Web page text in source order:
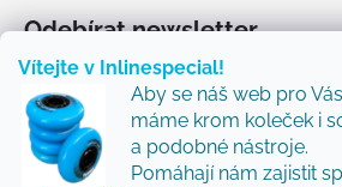
Vítejte v Inlinespecial!
Aby se náš web pro
máme krom koleček i
a podobné nástroje.
Pomáhají nám zajistit
Odebírat newsletter
Vložte svůj e-mail a my vám
o nových produktech na našem e-
Přidejte se k nám a my Vám
novinky a tipy.